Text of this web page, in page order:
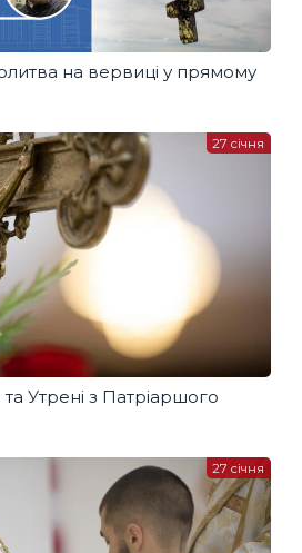
на вервиці у прямому
та Утрені з Патріаршого
27 січня
27 січня